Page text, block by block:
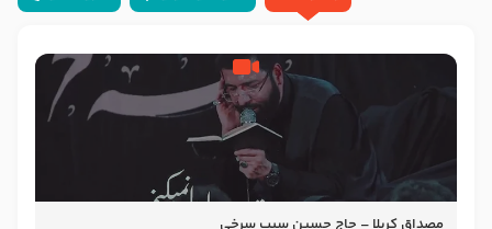
مصداق کربلا – حاج حسین سیب سرخی